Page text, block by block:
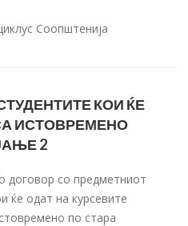
Соопштенија
КОИ ЌЕ
ИСТОВРЕМЕНО
2
договор со предметниот
ќе одат на курсевите
по стара